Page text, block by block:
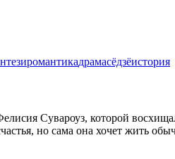
романтикадрамасёдзёистория
Сувароуз, которой
но сама она хочет жить